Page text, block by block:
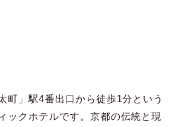
町」駅4番出口から徒歩1分という
ックホテルです。京都の伝統と現